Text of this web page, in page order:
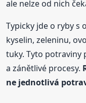
ale nelze od nich
Typicky jde o ryby s
kyselin, zeleninu,
tuky. Tyto potraviny
a zánětlivé procesy.
ne jednotlivá